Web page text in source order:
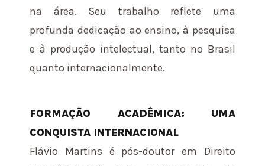
na área. Seu trabalho reflete uma
profunda dedicação ao ensino, à pesquisa
e à produção intelectual, tanto no Brasil
quanto internacionalmente.
FORMAÇÃO ACADÊMICA: UMA
CONQUISTA INTERNACIONAL
Flávio Martins é pós-doutor em Direito